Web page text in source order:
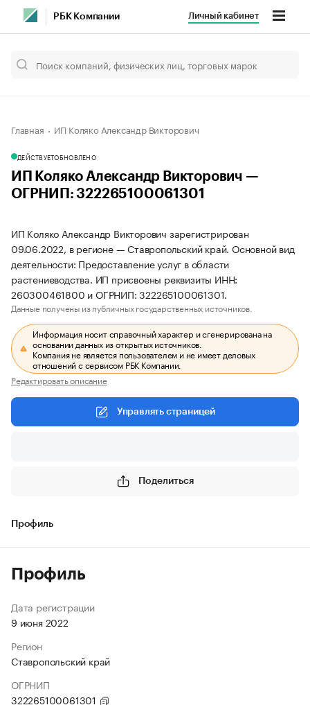
РБК Компании Личный кабинет
Главная ИП Коляко Александр Викторович
ДЕЙСТВУЕТОБНОВЛЕНО
ИП Коляко Александр Викторович —
ОГРНИП: 322265100061301
ИП Коляко Александр Викторович зарегистрирован
09.06.2022, в регионе — Ставропольский край. Основной вид
деятельности: Предоставление услуг в области
растениеводства. ИП присвоены реквизиты ИНН:
260300461800 и ОГРНИП: 322265100061301.
Данные получены из публичных государственных источников.
Информация носит справочный характер и сгенерирована на
основании данных из открытых источников.
Компания не является пользователем и не имеет деловых
отношений с сервисом РБК Компании.
Редактировать описание
Управлять страницей
Поделиться
Профиль
Профиль
Дата регистрации
9 июня 2022
Регион
Ставропольский край
ОГРНИП
322265100061301